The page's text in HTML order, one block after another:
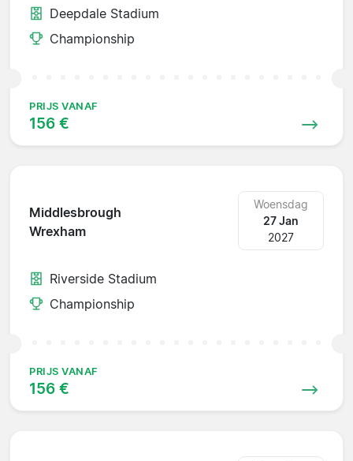
Deepdale Stadium
Championship
PRIJS VANAF
156 €
Middlesbrough
Wrexham
Woensdag
27 Jan
2027
Riverside Stadium
Championship
PRIJS VANAF
156 €